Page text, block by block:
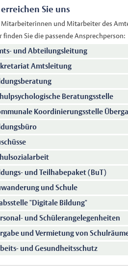
erreichen Sie uns
Mitarbeiterinnen und Mitarbeiter des
finden Sie die passende Ansprechperson:
und Abteilungsleitung
Amtsleitung
Beratungsstelle
Koordinierungsstelle
und Teilhabepaket (BuT)
und Schule
"Digitale Bildung"
und Schülerangelegenheiten
und Vermietung von
und Gesundheitsschutz